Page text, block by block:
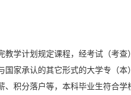
教学计划规定课程，经考试（考
国家承认的其它形式的大学专（本
、积分落户等，本科毕业生符合